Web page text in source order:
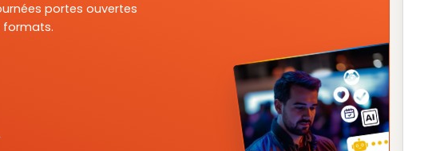
portes ouvertes
formats.